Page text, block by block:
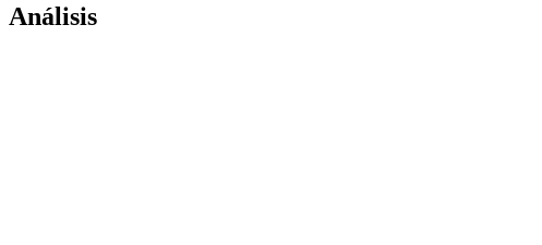
Análisis